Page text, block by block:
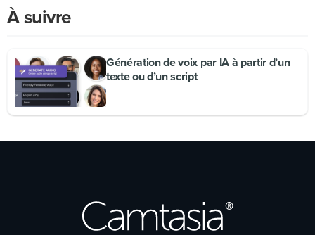
À suivre
Génération de voix par IA à partir d’un
texte ou d’un script